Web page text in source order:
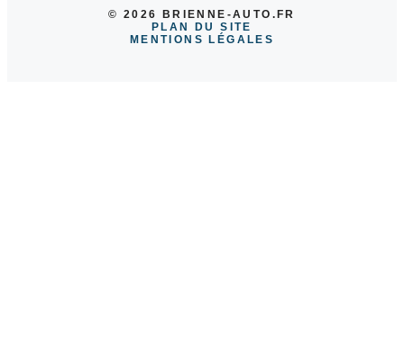
© 2026 BRIENNE-AUTO.FR
PLAN DU SITE
MENTIONS LÉGALES